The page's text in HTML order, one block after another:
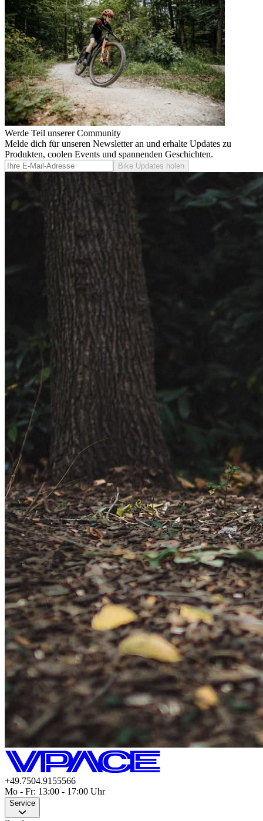
Werde Teil unserer Community
Melde dich für unseren Newsletter an und erhalte Updates zu
Produkten, coolen Events und spannenden Geschichten.
Bike Updates holen
+49.7504.9155566
Mo - Fr: 13:00 - 17:00 Uhr
Service